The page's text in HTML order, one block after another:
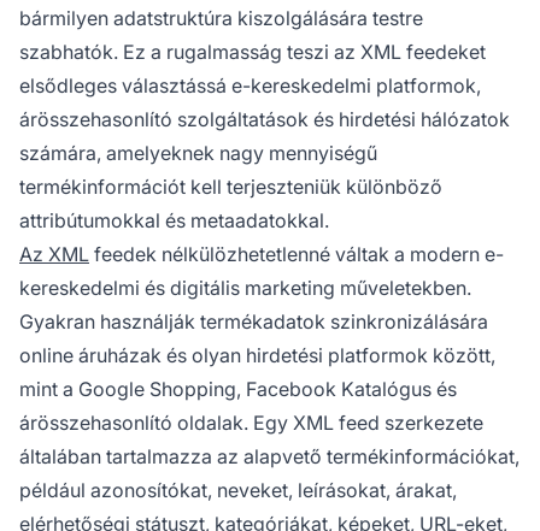
bármilyen adatstruktúra kiszolgálására testre
szabhatók. Ez a rugalmasság teszi az XML feedeket
elsődleges választássá e-kereskedelmi platformok,
árösszehasonlító szolgáltatások és hirdetési hálózatok
számára, amelyeknek nagy mennyiségű
termékinformációt kell terjeszteniük különböző
attribútumokkal és metaadatokkal.
Az XML feedek nélkülözhetetlenné váltak a modern e-
kereskedelmi és digitális marketing műveletekben.
Gyakran használják termékadatok szinkronizálására
online áruházak és olyan hirdetési platformok között,
mint a Google Shopping, Facebook Katalógus és
árösszehasonlító oldalak. Egy XML feed szerkezete
általában tartalmazza az alapvető termékinformációkat,
például azonosítókat, neveket, leírásokat, árakat,
elérhetőségi státuszt, kategóriákat, képeket, URL-eket,